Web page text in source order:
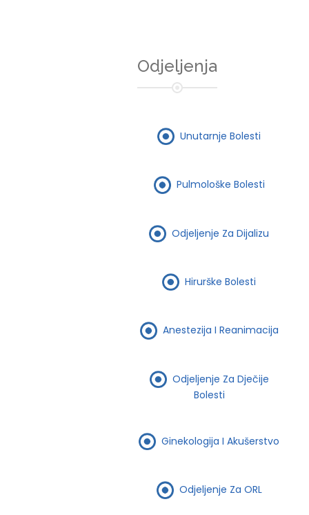
Odjeljenja
Unutarnje Bolesti
Pulmološke Bolesti
Odjeljenje Za Dijalizu
Hirurške Bolesti
Anestezija I Reanimacija
Odjeljenje Za Dječije
Bolesti
Ginekologija I Akušerstvo
Odjeljenje Za ORL